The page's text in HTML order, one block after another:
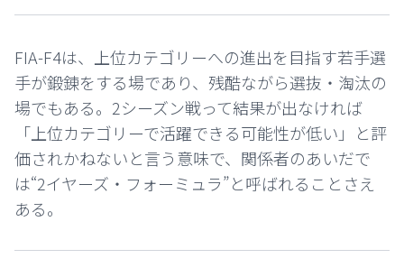
FIA-F4は、上位カテゴリーへの進出を目指す若手選
手が鍛錬をする場であり、残酷ながら選抜・淘汰の
場でもある。2シーズン戦って結果が出なければ
「上位カテゴリーで活躍できる可能性が低い」と評
価されかねないと言う意味で、関係者のあいだで
は“2イヤーズ・フォーミュラ”と呼ばれることさえ
ある。